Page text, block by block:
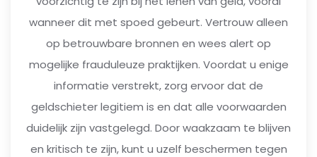
wanneer dit met spoed gebeurt. Vertrouw alleen
op betrouwbare bronnen en wees alert op
mogelijke frauduleuze praktijken. Voordat u enige
informatie verstrekt, zorg ervoor dat de
geldschieter legitiem is en dat alle voorwaarden
duidelijk zijn vastgelegd. Door waakzaam te blijven
en kritisch te zijn, kunt u uzelf beschermen tegen